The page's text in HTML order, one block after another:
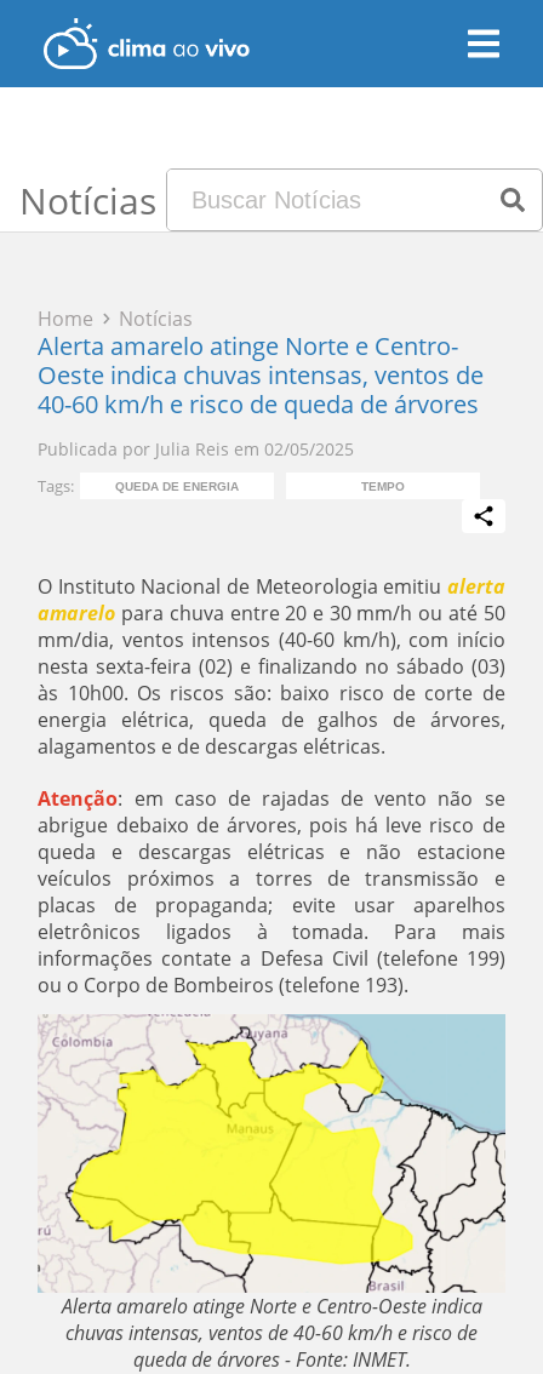
Notícias
Home Notícias
Alerta amarelo atinge Norte e Centro-
Oeste indica chuvas intensas, ventos de
40-60 km/h e risco de queda de árvores
Publicada por Julia Reis em 02/05/2025
Tags: QUEDA DE ENERGIA TEMPO
O Instituto Nacional de Meteorologia emitiu alerta
amarelo para chuva entre 20 e 30 mm/h ou até 50
mm/dia, ventos intensos (40-60 km/h), com início
nesta sexta-feira (02) e finalizando no sábado (03)
às 10h00. Os riscos são: baixo risco de corte de
energia elétrica, queda de galhos de árvores,
alagamentos e de descargas elétricas.
Atenção: em caso de rajadas de vento não se
abrigue debaixo de árvores, pois há leve risco de
queda e descargas elétricas e não estacione
veículos próximos a torres de transmissão e
placas de propaganda; evite usar aparelhos
eletrônicos ligados à tomada. Para mais
informações contate a Defesa Civil (telefone 199)
ou o Corpo de Bombeiros (telefone 193).
Alerta amarelo atinge Norte e Centro-Oeste indica
chuvas intensas, ventos de 40-60 km/h e risco de
queda de árvores - Fonte: INMET.